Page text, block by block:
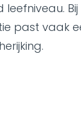
past vaak